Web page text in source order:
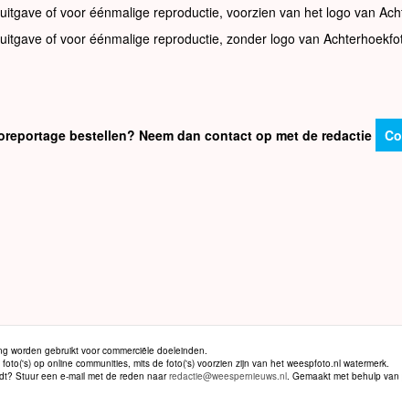
of voor éénmalige reproductie, voorzien van het logo van
of voor éénmalige reproductie, zonder logo van
bestellen? Neem dan contact op met de redactie
worden gebruikt voor commerciële doeleinden.
op online communities, mits de foto('s) voorzien zijn van het weespfoto.nl watermerk.
Stuur een e-mail met de reden naarredactie@weespernieuws.nl. Gemaakt met behulp van